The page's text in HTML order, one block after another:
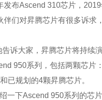
布Ascend 310芯片，
们对昇腾芯片有很多诉
诉大家，昇腾芯片将持续
950系列，包括两颗芯
已规划的4颗昇腾芯片。
一下Ascend 950系列的芯